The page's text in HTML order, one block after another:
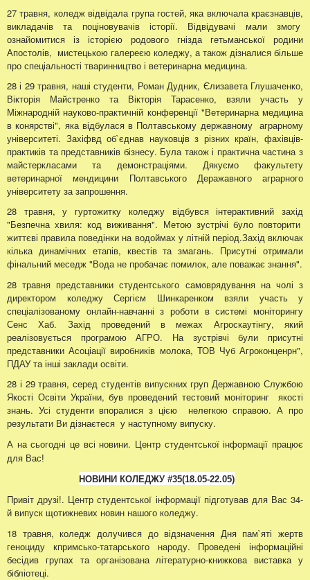
27 травня, коледж відвідала група гостей, яка включала краєзнавців,
викладачів та поціновувачів історії. Відвідувачі мали змогу
ознайомитися із історією родового гнізда гетьманської родини
Апостолів, мистецькою галереєю коледжу, а також дізналися більше
про спеціальності тваринництво і ветеринарна медицина.
28 і 29 травня, наші студенти, Роман Дудник, Єлизавета Глушаченко,
Вікторія Майстренко та Вікторія Тарасенко, взяли участь у
Міжнародній науково-практичній конференції "Ветеринарна медицина
в конярстві", яка відбулася в Полтавському державному аграрному
університеті. Захіфвд об`єднав науковців з різних країн, фахівців-
практиків та представників бізнесу. Була також і практична частина з
майстеркласами та демонстраціями. Дякуємо факультету
ветеринарної мендицини Полтавського Деражавного аграрного
університету за запрошення.
28 травня, у гуртожитку коледжу відбувся інтерактивний захід
"Безпечна хвиля: код виживання". Метою зустрічі було повторити
життєві правила поведінки на водоймах у літній період.Захід включак
кілька динамічних етапів, квестів та змагань. Присутні отримали
фінальний меседж "Вода не пробачає помилок, але поважає знання".
28 травня представники студентського самоврядування на чолі з
директором коледжу Сергієм Шинкаренком взяли участь у
спеціалізованому онлайн-навчанні з роботи в системі моніторингу
Сенс Хаб. Захід проведений в межах Агроскаутінгу, який
реалізовується програмою АГРО. На зустрівчі були присутні
представники Асоціації виробників молока, ТОВ Чуб Агроконценрн",
ПДАУ та інші заклади освіти.
28 і 29 травня, серед студентів випускних груп Державною Службою
Якості Освіти України, був проведений тестовий моніторинг якості
знань. Усі студенти впоралися з цією нелегкою справою. А про
результати Ви дізнаєтеся у наступному випуску.
А на сьогодні це всі новини. Центр студентської інформації працює
для Вас!
НОВИНИ КОЛЕДЖУ #35(18.05-22.05)
Привіт друзі!. Центр студентської інформації підготував для Вас 34-
й випуск щотижневих новин нашого коледжу.
18 травня, коледж долучився до відзначення Дня пам`яті жертв
геноциду кпримсько-татарського народу. Проведені інформаційні
бесідив групах та організована літературно-книжкова виставка у
бібліотеці.